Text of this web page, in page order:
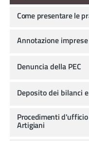
Come presentare le
Annotazione
Denuncia della PEC
Deposito dei bilanci
Procedimenti
Artigiani